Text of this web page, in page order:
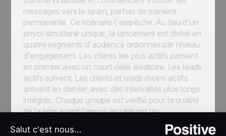
messages vers le spam, parfois de manière
permanente. Ce scénario l'empêche. Au lieu d'un
envoi simultané unique, le lancement est divisé en
quatre segments d'audience ordonnés par niveau
d'engagement. Les clients les plus actifs passent
en premier avec un court délai aléatoire. Les leads
actifs suivent. Les clients et leads moins actifs
arrivent en dernier, avec des intervalles plus longs
intégrés. Chaque groupe est vérifié pour la qualité
de la liste avant l'envoi, en utilisant les
recommandations de Bouncer ou d'un outil
équivalent pour filtrer les adresses invalides. Le